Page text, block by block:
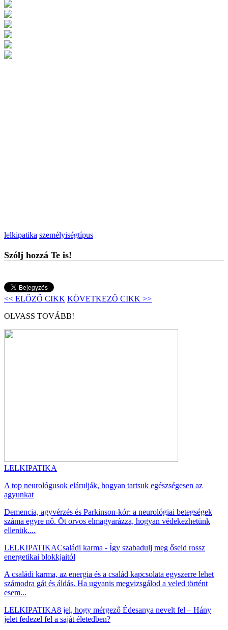
lelkipatika személyiségtípus
Szólj hozzá Te is!
<< ELŐZŐ CIKK KÖVETKEZŐ CIKK >>
OLVASS TOVÁBB!
LELKIPATIKA
A top neurológusok elárulják, hogyan tartsuk egészségesen az
agyunkat
Demencia, agyvérzés és Parkinson-kór: a neurológiai betegségek
száma egyre nő. Öt orvos elmagyarázza, hogyan védekezhetünk
ellenük....
LELKIPATIKACsaládi karma - Így szabadulj meg őseid rossz
energetikai blokkjaitól
A családi karma, az energia és a család kapcsolata egyszerre lehet
számodra gát és áldás. Ha ugyanis megvizsgálod a veled történt
esem...
LELKIPATIKA8 jel, hogy mérgező Édesanya nevelt fel – Hány
jelet fedezel fel a saját életedben?